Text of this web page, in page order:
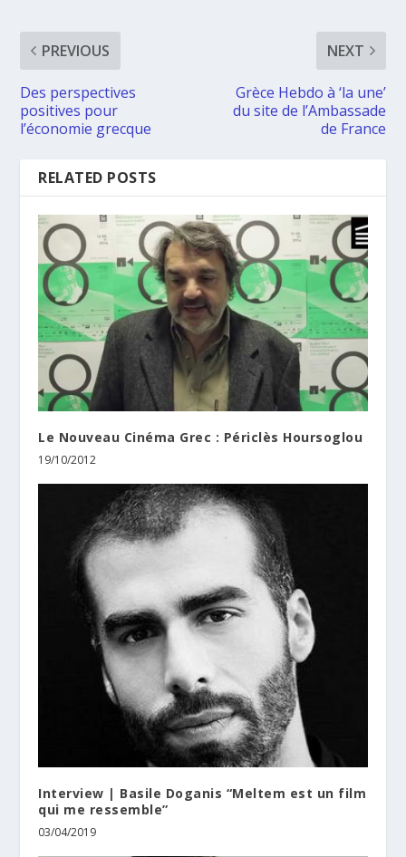
PREVIOUS
Des perspectives
positives pour
l’économie grecque
NEXT
Grèce Hebdo à ‘la une’
du site de l’Ambassade
de France
RELATED POSTS
Le Nouveau Cinéma Grec : Périclès Hoursoglou
19/10/2012
Interview | Basile Doganis “Meltem est un film
qui me ressemble”
03/04/2019